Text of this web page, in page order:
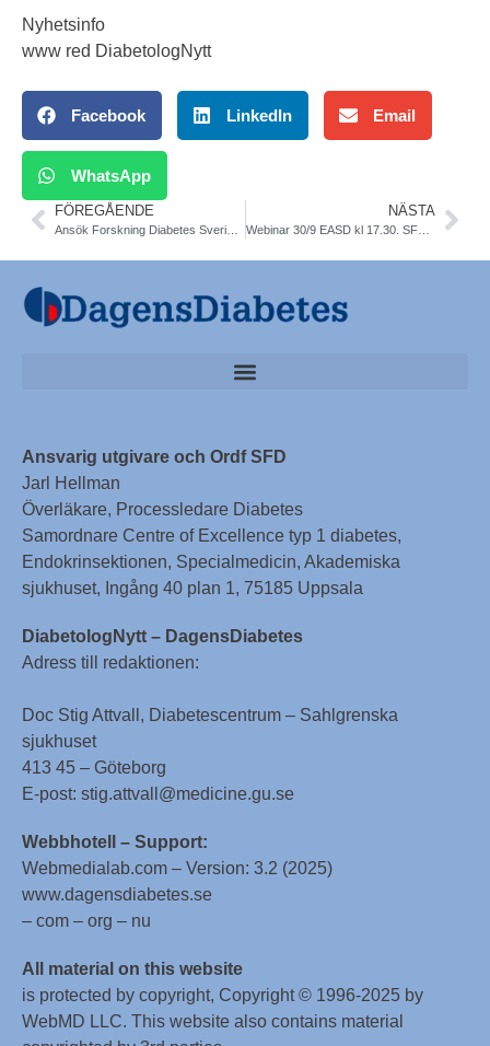
Nyhetsinfo
www red DiabetologNytt
Facebook LinkedIn Email
WhatsApp
FÖREGÅENDE NÄSTA
Webinar 30/9 EASD kl 17.30. SFD SLS. Fritt
Ansvarig utgivare och Ordf SFD
Jarl Hellman
Överläkare, Processledare Diabetes
Samordnare Centre of Excellence typ 1 diabetes,
Endokrinsektionen, Specialmedicin, Akademiska
sjukhuset, Ingång 40 plan 1, 75185 Uppsala
DiabetologNytt – DagensDiabetes
Adress till redaktionen:
Doc Stig Attvall, Diabetescentrum – Sahlgrenska
sjukhuset
413 45 – Göteborg
E-post: stig.attvall@medicine.gu.se
Webbhotell – Support:
Webmedialab.com – Version: 3.2 (2025)
www.dagensdiabetes.se
– com – org – nu
All material on this website
is protected by copyright, Copyright © 1996-2025 by
WebMD LLC. This website also contains material